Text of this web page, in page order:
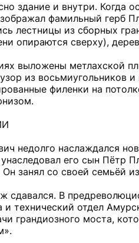
здание и внутри. Когда
фамильный герб
лестницы из сборных
опираются сверху),
выложены метлахской
из восьмиугольников
филенки на
недолго наслаждался
его сын Пётр
занял со своей семьёй
сдавался. В
технический отдел
грандиозного моста,